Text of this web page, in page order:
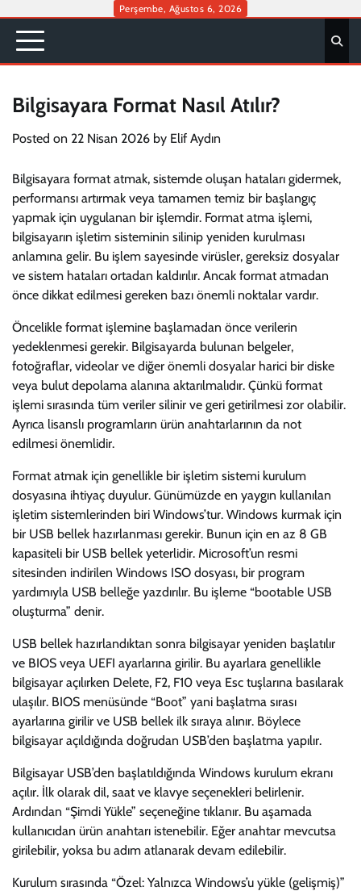
content
Perşembe, Ağustos 6, 2026
Bilgisayara Format Nasıl Atılır?
Posted on 22 Nisan 2026 by Elif Aydın
Bilgisayara format atmak, sistemde oluşan hataları gidermek,
performansı artırmak veya tamamen temiz bir başlangıç
yapmak için uygulanan bir işlemdir. Format atma işlemi,
bilgisayarın işletim sisteminin silinip yeniden kurulması
anlamına gelir. Bu işlem sayesinde virüsler, gereksiz dosyalar
ve sistem hataları ortadan kaldırılır. Ancak format atmadan
önce dikkat edilmesi gereken bazı önemli noktalar vardır.
Öncelikle format işlemine başlamadan önce verilerin
yedeklenmesi gerekir. Bilgisayarda bulunan belgeler,
fotoğraflar, videolar ve diğer önemli dosyalar harici bir diske
veya bulut depolama alanına aktarılmalıdır. Çünkü format
işlemi sırasında tüm veriler silinir ve geri getirilmesi zor olabilir.
Ayrıca lisanslı programların ürün anahtarlarının da not
edilmesi önemlidir.
Format atmak için genellikle bir işletim sistemi kurulum
dosyasına ihtiyaç duyulur. Günümüzde en yaygın kullanılan
işletim sistemlerinden biri Windows’tur. Windows kurmak için
bir USB bellek hazırlanması gerekir. Bunun için en az 8 GB
kapasiteli bir USB bellek yeterlidir. Microsoft’un resmi
sitesinden indirilen Windows ISO dosyası, bir program
yardımıyla USB belleğe yazdırılır. Bu işleme “bootable USB
oluşturma” denir.
USB bellek hazırlandıktan sonra bilgisayar yeniden başlatılır
ve BIOS veya UEFI ayarlarına girilir. Bu ayarlara genellikle
bilgisayar açılırken Delete, F2, F10 veya Esc tuşlarına basılarak
ulaşılır. BIOS menüsünde “Boot” yani başlatma sırası
ayarlarına girilir ve USB bellek ilk sıraya alınır. Böylece
bilgisayar açıldığında doğrudan USB’den başlatma yapılır.
Bilgisayar USB’den başlatıldığında Windows kurulum ekranı
açılır. İlk olarak dil, saat ve klavye seçenekleri belirlenir.
Ardından “Şimdi Yükle” seçeneğine tıklanır. Bu aşamada
kullanıcıdan ürün anahtarı istenebilir. Eğer anahtar mevcutsa
girilebilir, yoksa bu adım atlanarak devam edilebilir.
Kurulum sırasında “Özel: Yalnızca Windows’u yükle (gelişmiş)”